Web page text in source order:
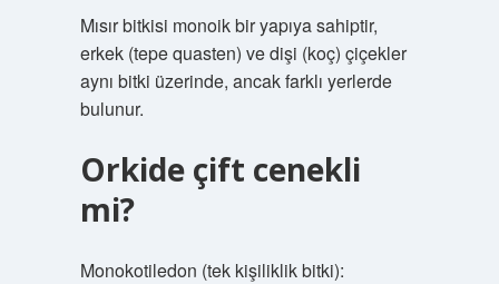
Mısır bitkisi monoik bir yapıya sahiptir,
erkek (tepe quasten) ve dişi (koç) çiçekler
aynı bitki üzerinde, ancak farklı yerlerde
bulunur.
Orkide çift cenekli
mi?
Monokotiledon (tek kişiliklik bitki):